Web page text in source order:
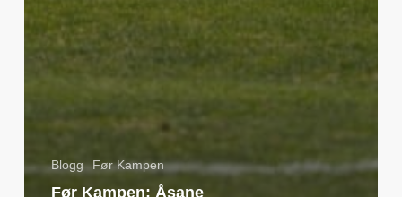
Blogg Før Kampen
Før Kampen: Åsane